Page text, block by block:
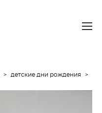
> детские дни рождения
>